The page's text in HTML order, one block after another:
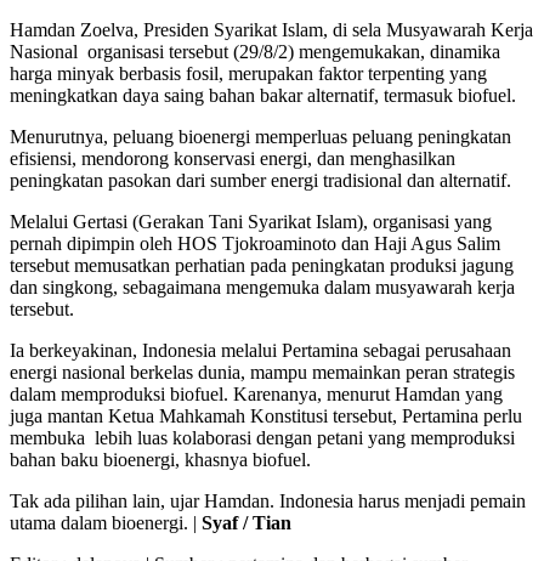
Hamdan Zoelva, Presiden Syarikat Islam, di sela Musyawarah Kerja
Nasional organisasi tersebut (29/8/2) mengemukakan, dinamika
harga minyak berbasis fosil, merupakan faktor terpenting yang
meningkatkan daya saing bahan bakar alternatif, termasuk biofuel.
Menurutnya, peluang bioenergi memperluas peluang peningkatan
efisiensi, mendorong konservasi energi, dan menghasilkan
peningkatan pasokan dari sumber energi tradisional dan alternatif.
Melalui Gertasi (Gerakan Tani Syarikat Islam), organisasi yang
pernah dipimpin oleh HOS Tjokroaminoto dan Haji Agus Salim
tersebut memusatkan perhatian pada peningkatan produksi jagung
dan singkong, sebagaimana mengemuka dalam musyawarah kerja
tersebut.
Ia berkeyakinan, Indonesia melalui Pertamina sebagai perusahaan
energi nasional berkelas dunia, mampu memainkan peran strategis
dalam memproduksi biofuel. Karenanya, menurut Hamdan yang
juga mantan Ketua Mahkamah Konstitusi tersebut, Pertamina perlu
membuka lebih luas kolaborasi dengan petani yang memproduksi
bahan baku bioenergi, khasnya biofuel.
Tak ada pilihan lain, ujar Hamdan. Indonesia harus menjadi pemain
utama dalam bioenergi. | Syaf / Tian